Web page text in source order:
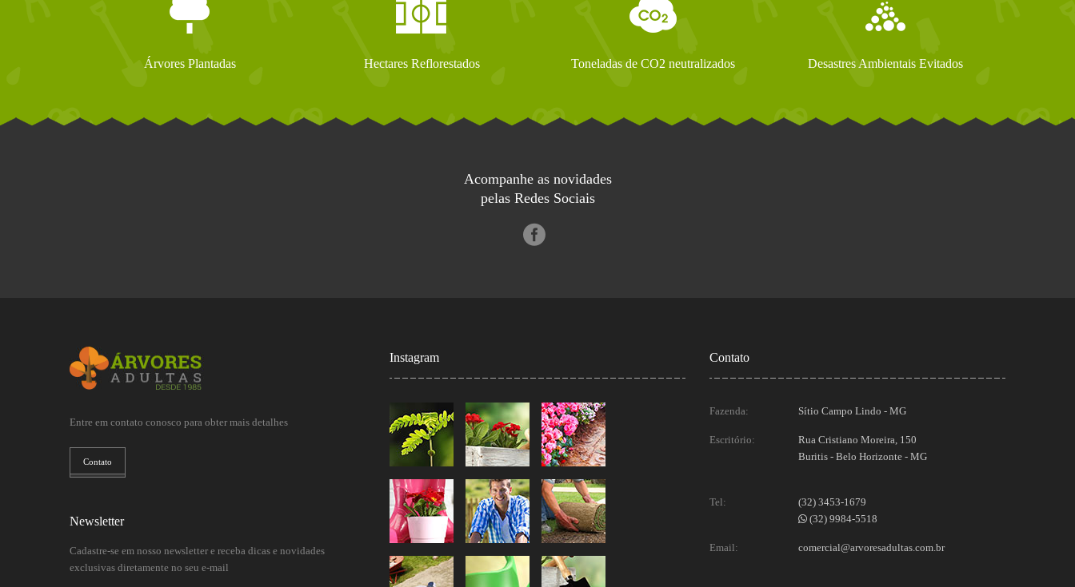
Árvores Plantadas Hectares Reflorestados Toneladas de CO2 neutralizados Desastres Ambientais Evitados
Acompanhe as novidades
pelas Redes Sociais
Entre em contato conosco para obter mais detalhes
Contato
Newsletter
Cadastre-se em nosso newsletter e receba dicas e novidades
exclusivas diretamente no seu e-mail
Instagram Contato
Fazenda: Sítio Campo Lindo - MG
Escritório:
Rua Cristiano Moreira, 150
Buritis - Belo Horizonte - MG
Tel:
(32) 3453-1679
(32) 9984-5518
Email: comercial@arvoresadultas.com.br